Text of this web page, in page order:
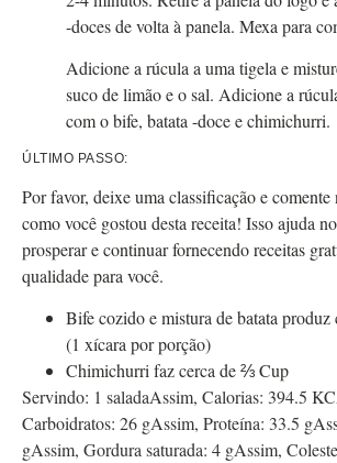
-doces de volta à panela. Mexa para
Adicione a rúcula a uma tigela e
suco de limão e o sal. Adicione a
com o bife, batata -doce e chimichurri.
ÚLTIMO PASSO:
Por favor, deixe uma classificação e
como você gostou desta receita! Isso ajuda
prosperar e continuar fornecendo receitas
qualidade para você.
Bife cozido e mistura de batata produz
(1 xícara por porção)
Chimichurri faz cerca de ⅔ Cup
Servindo: 1 saladaAssim, Calorias: 394.5
Carboidratos: 26 gAssim, Proteína: 33.5 g
gAssim, Gordura saturada: 4 gAssim,